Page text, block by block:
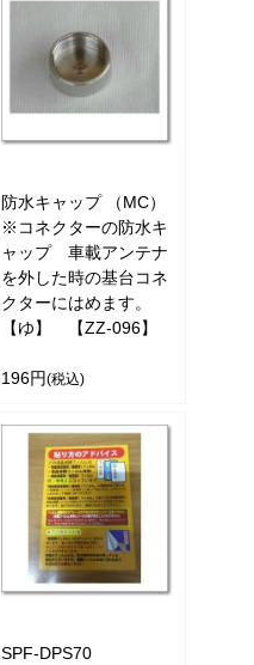
防水キャップ （MC）
※コネクターの防水キ
ャップ 車載アンテナ
を外した時の基台コネ
クターにはめます。
【ゆ】 【ZZ-096】
196円(税込)
SPF-DPS70